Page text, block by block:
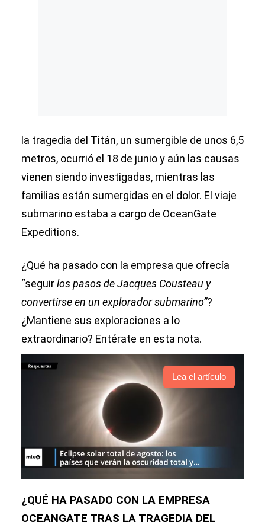
la tragedia del Titán, un sumergible de unos 6,5
metros, ocurrió el 18 de junio y aún las causas
vienen siendo investigadas, mientras las
familias están sumergidas en el dolor. El viaje
submarino estaba a cargo de OceanGate
Expeditions.
¿Qué ha pasado con la empresa que ofrecía
“seguirlos pasos de Jacques Cousteau y
convertirse en un explorador submarino”?
¿Mantiene sus exploraciones a lo
extraordinario? Entérate en esta nota.
Lea el artículo
¿QUÉ HA PASADO CON LA EMPRESA
OCEANGATE TRAS LA TRAGEDIA DEL